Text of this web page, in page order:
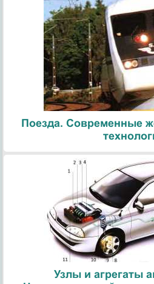
Поезда. Современные
Узлы и агрегаты